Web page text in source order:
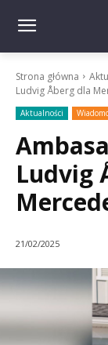
Strona główna
Ludvig Åberg dla
Aktualności
Ludvig
21/02/2025